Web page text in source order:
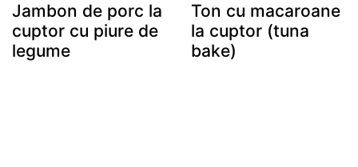
Jambon de porc la
cuptor cu piure de
legume
Ton cu macaroane
la cuptor (tuna
bake)